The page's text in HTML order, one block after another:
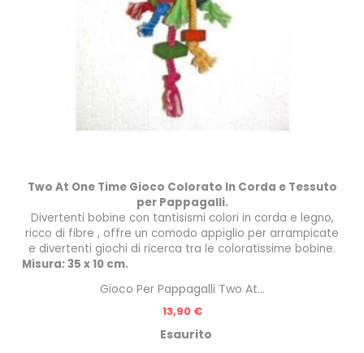
Two At One Time Gioco Colorato In Corda e Tessuto
per Pappagalli.
Divertenti bobine con tantisismi colori in corda e legno,
ricco di fibre , offre un comodo appiglio per arrampicate
e divertenti giochi di ricerca tra le coloratissime bobine.
Misura: 35 x 10 cm.
Gioco Per Pappagalli Two At...
Prezzo
13,90 €
Esaurito